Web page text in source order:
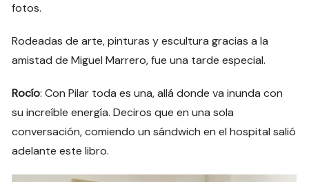
fotos.
Rodeadas de arte, pinturas y escultura gracias a la
amistad de Miguel Marrero, fue una tarde especial.
Rocío: Con Pilar toda es una, allá donde va inunda con
su increíble energía. Deciros que en una sola
conversación, comiendo un sándwich en el hospital salió
adelante este libro.